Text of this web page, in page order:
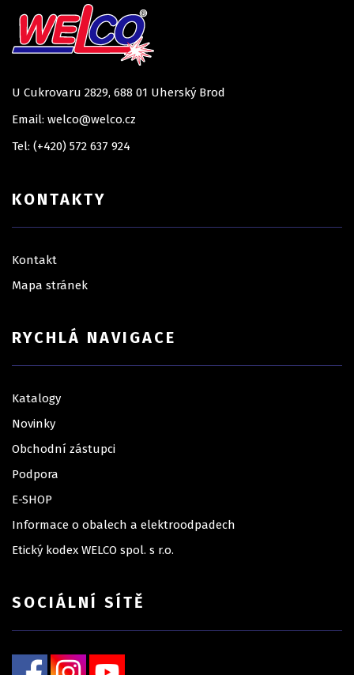
U Cukrovaru 2829, 688 01 Uherský Brod
Email: welco@welco.cz
Tel: (+420) 572 637 924
KONTAKTY
Kontakt
Mapa stránek
RYCHLÁ NAVIGACE
Katalogy
Novinky
Obchodní zástupci
Podpora
E-SHOP
Informace o obalech a elektroodpadech
Etický kodex WELCO spol. s r.o.
SOCIÁLNÍ SÍTĚ